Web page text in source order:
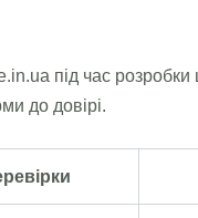
під час розробки
до довірі.